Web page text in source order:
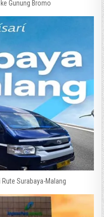
Gunung Bromo
Surabaya-Malang